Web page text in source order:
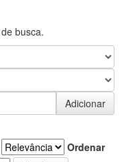
busca.
Ordenar